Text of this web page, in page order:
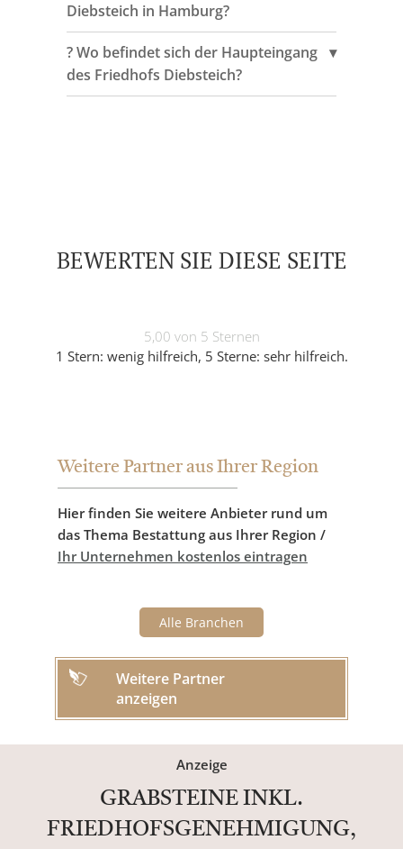
Diebsteich in Hamburg?
? Wo befindet sich der Haupteingang
des Friedhofs Diebsteich?
BEWERTEN SIE DIESE SEITE
5,00 von 5 Sternen
1 Stern: wenig hilfreich, 5 Sterne: sehr hilfreich.
Weitere Partner aus Ihrer Region
Hier finden Sie weitere Anbieter rund um
das Thema Bestattung aus Ihrer Region /
Ihr Unternehmen kostenlos eintragen
Alle Branchen
Weitere Partner
anzeigen
Anzeige
GRABSTEINE INKL.
FRIEDHOFSGENEHMIGUNG,